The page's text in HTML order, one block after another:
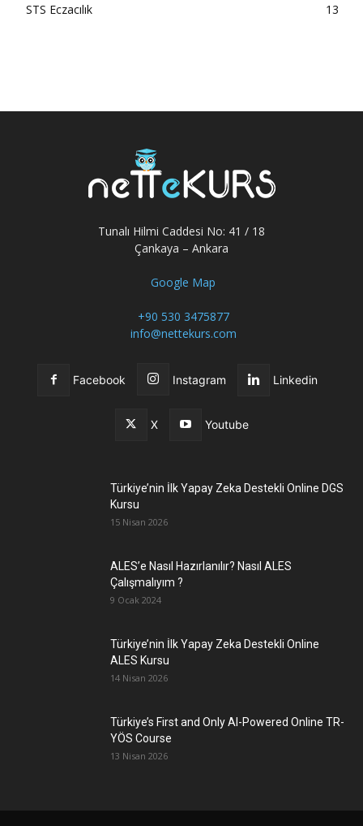
STS Eczacılık
13
Tunalı Hilmi Caddesi No: 41 / 18
Çankaya – Ankara
Google Map
+90 530 3475877
info@nettekurs.com
Facebook Instagram Linkedin
X Youtube
Türkiye’nin İlk Yapay Zeka Destekli Online DGS
Kursu
15 Nisan 2026
ALES’e Nasıl Hazırlanılır? Nasıl ALES
Çalışmalıyım ?
9 Ocak 2024
Türkiye’nin İlk Yapay Zeka Destekli Online
ALES Kursu
14 Nisan 2026
Türkiye’s First and Only AI-Powered Online TR-
YÖS Course
13 Nisan 2026